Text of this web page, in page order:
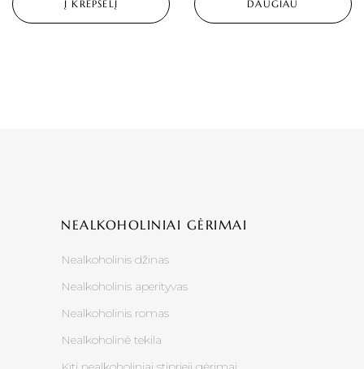
Į KREPŠELĮ DAUGIAU
NEALKOHOLINIAI GĖRIMAI
Nealkoholinis džinas
Nealkoholinis aperityvas
Nealkoholinis romas
Nealkoholinė tekila